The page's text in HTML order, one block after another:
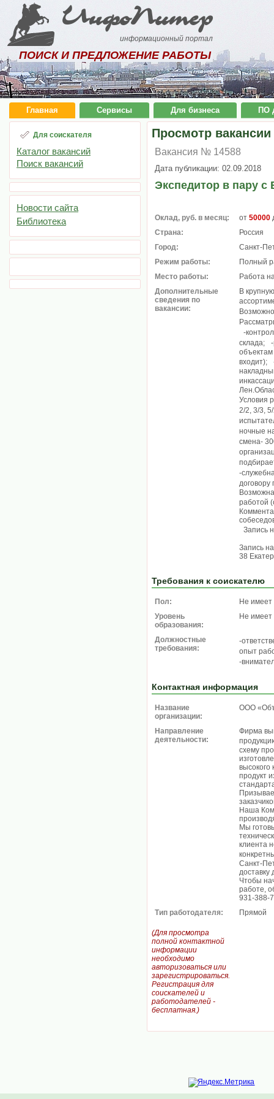
ИнфоПитер
информационный портал
ПОИСК И ПРЕДЛОЖЕНИЕ РАБОТЫ
Главная Сервисы Для бизнеса ПО
Для соискателя
Каталог вакансий
Поиск вакансий
Новости сайта
Библиотека
Просмотр вакансии
Вакансия № 14588
Дата публикации: 02.09.2018
Экспедитор в пару с
Оклад, руб. в месяц: от 50000
Страна:
Россия
Город:
Санкт-
Режим работы:
Полный
Место работы:
Работа
Дополнительные
сведения по
вакансии:
В
-
склада; -
объектам
входит);
Условия
2/2, 3/3,
ночные
смена-
-
работой
Запись
Запись
38
Требования к соискателю
Пол:
Не имеет
Уровень
образования:
Не имеет
Должностные
требования:
-
опыт
-
Контактная информация
Название
организации:
ООО
Направление
деятельности:
Фирма
схему
высокого
продукт
Наша
Мы
клиента
Санкт-
доставку
Чтобы
работе,
931-388-
Тип работодателя:
Прямой
(Для просмотра
полной контактной
информации
необходимо
авторизоваться или
зарегистрироваться.
Регистрация для
соискателей и
работодателей -
бесплатная.)